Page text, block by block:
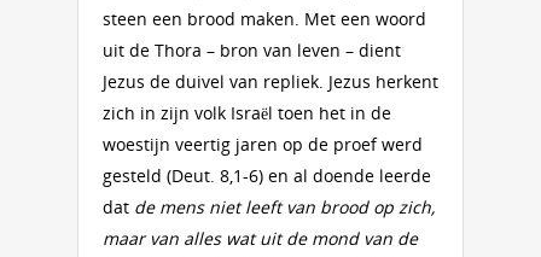
steen een brood maken. Met een woord
uit de Thora – bron van leven – dient
Jezus de duivel van repliek. Jezus herkent
zich in zijn volk Israël toen het in de
woestijn veertig jaren op de proef werd
gesteld (Deut. 8,1-6) en al doende leerde
dat de mens niet leeft van brood op zich,
maar van alles wat uit de mond van de